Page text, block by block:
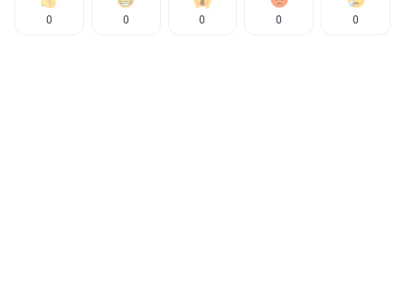
0 0 0 0 0